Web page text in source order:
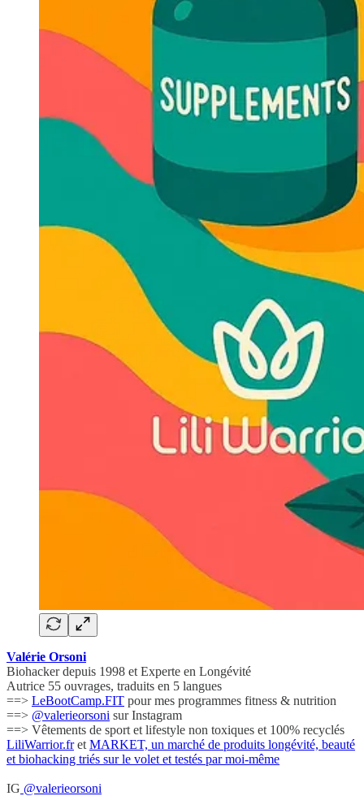
Valérie Orsoni
Biohacker depuis 1998 et Experte en Longévité
Autrice 55 ouvrages, traduits en 5 langues
==> LeBootCamp.FIT pour mes programmes fitness & nutrition
==> @valerieorsoni sur Instagram
==> Vêtements de sport et lifestyle non toxiques et 100% recyclés
LiliWarrior.fret MARKET, un marché de produits longévité, beauté
et biohacking triés sur le volet et testés par moi-même
IG @valerieorsoni